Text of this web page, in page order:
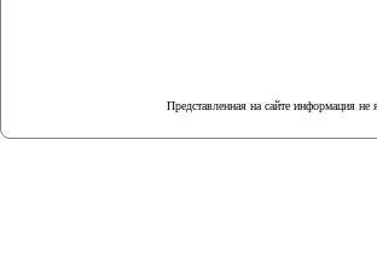
Представленная на сайте информация